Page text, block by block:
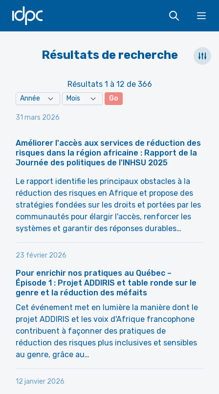
IDPC
Résultats de recherche
Résultats 1 à 12 de 366
Go
31 mars 2026
Améliorer l'accès aux services de réduction des
risques dans la région africaine : Rapport de la
Journée des politiques de l'INHSU 2025
Le rapport identifie les principaux obstacles à la
réduction des risques en Afrique et propose des
stratégies fondées sur les droits et portées par les
communautés pour élargir l'accès, renforcer les
systèmes et garantir des réponses durables…
23 février 2026
Pour enrichir nos pratiques au Québec –
Épisode 1 : Projet ADDIRIS et table ronde sur le
genre et la réduction des méfaits
Cet événement met en lumière la manière dont le
projet ADDIRIS et les voix d'Afrique francophone
contribuent à façonner des pratiques de
réduction des risques plus inclusives et sensibles
au genre, grâce au…
12 janvier 2026